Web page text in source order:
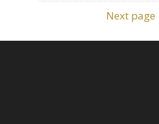
Next page